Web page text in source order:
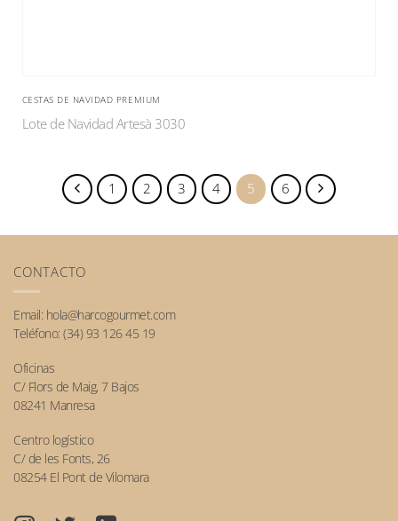
CESTAS DE NAVIDAD PREMIUM
Lote de Navidad Artesà 3030
1 2 3 4 5 6
CONTACTO
Email: hola@harcogourmet.com
Teléfono: (34) 93 126 45 19
Oficinas
C/ Flors de Maig, 7 Bajos
08241 Manresa
Centro logístico
C/ de les Fonts, 26
08254 El Pont de Vilomara